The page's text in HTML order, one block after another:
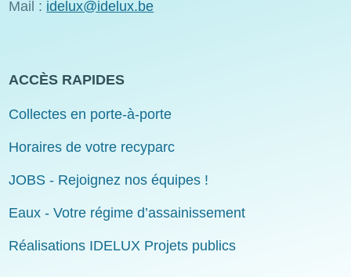
Mail : idelux@idelux.be
ACCÈS RAPIDES
Collectes en porte-à-porte
Horaires de votre recyparc
JOBS - Rejoignez nos équipes !
Eaux - Votre régime d’assainissement
Réalisations IDELUX Projets publics